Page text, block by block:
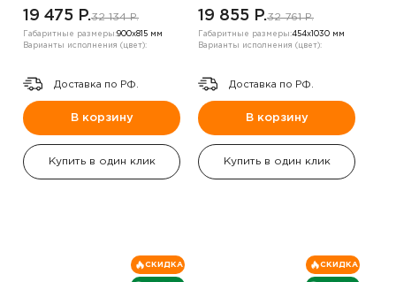
19 475 P.32 134 P.
Габаритные размеры:900х815 мм
Варианты исполнения (цвет):
Доставка по РФ.
В корзину
Купить в один клик
19 855 P.32 761 P.
Габаритные размеры:454х1030 мм
Варианты исполнения (цвет):
Доставка по РФ.
В корзину
Купить в один клик
СКИДКА СКИДКА